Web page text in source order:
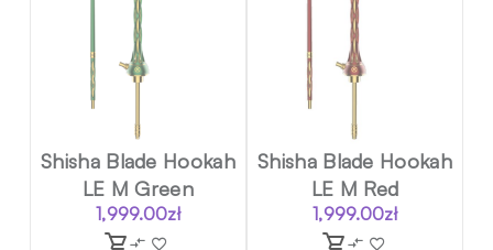
Shisha Blade Hookah
LE M Green
1,999.00zł
Shisha Blade Hookah
LE M Red
1,999.00zł